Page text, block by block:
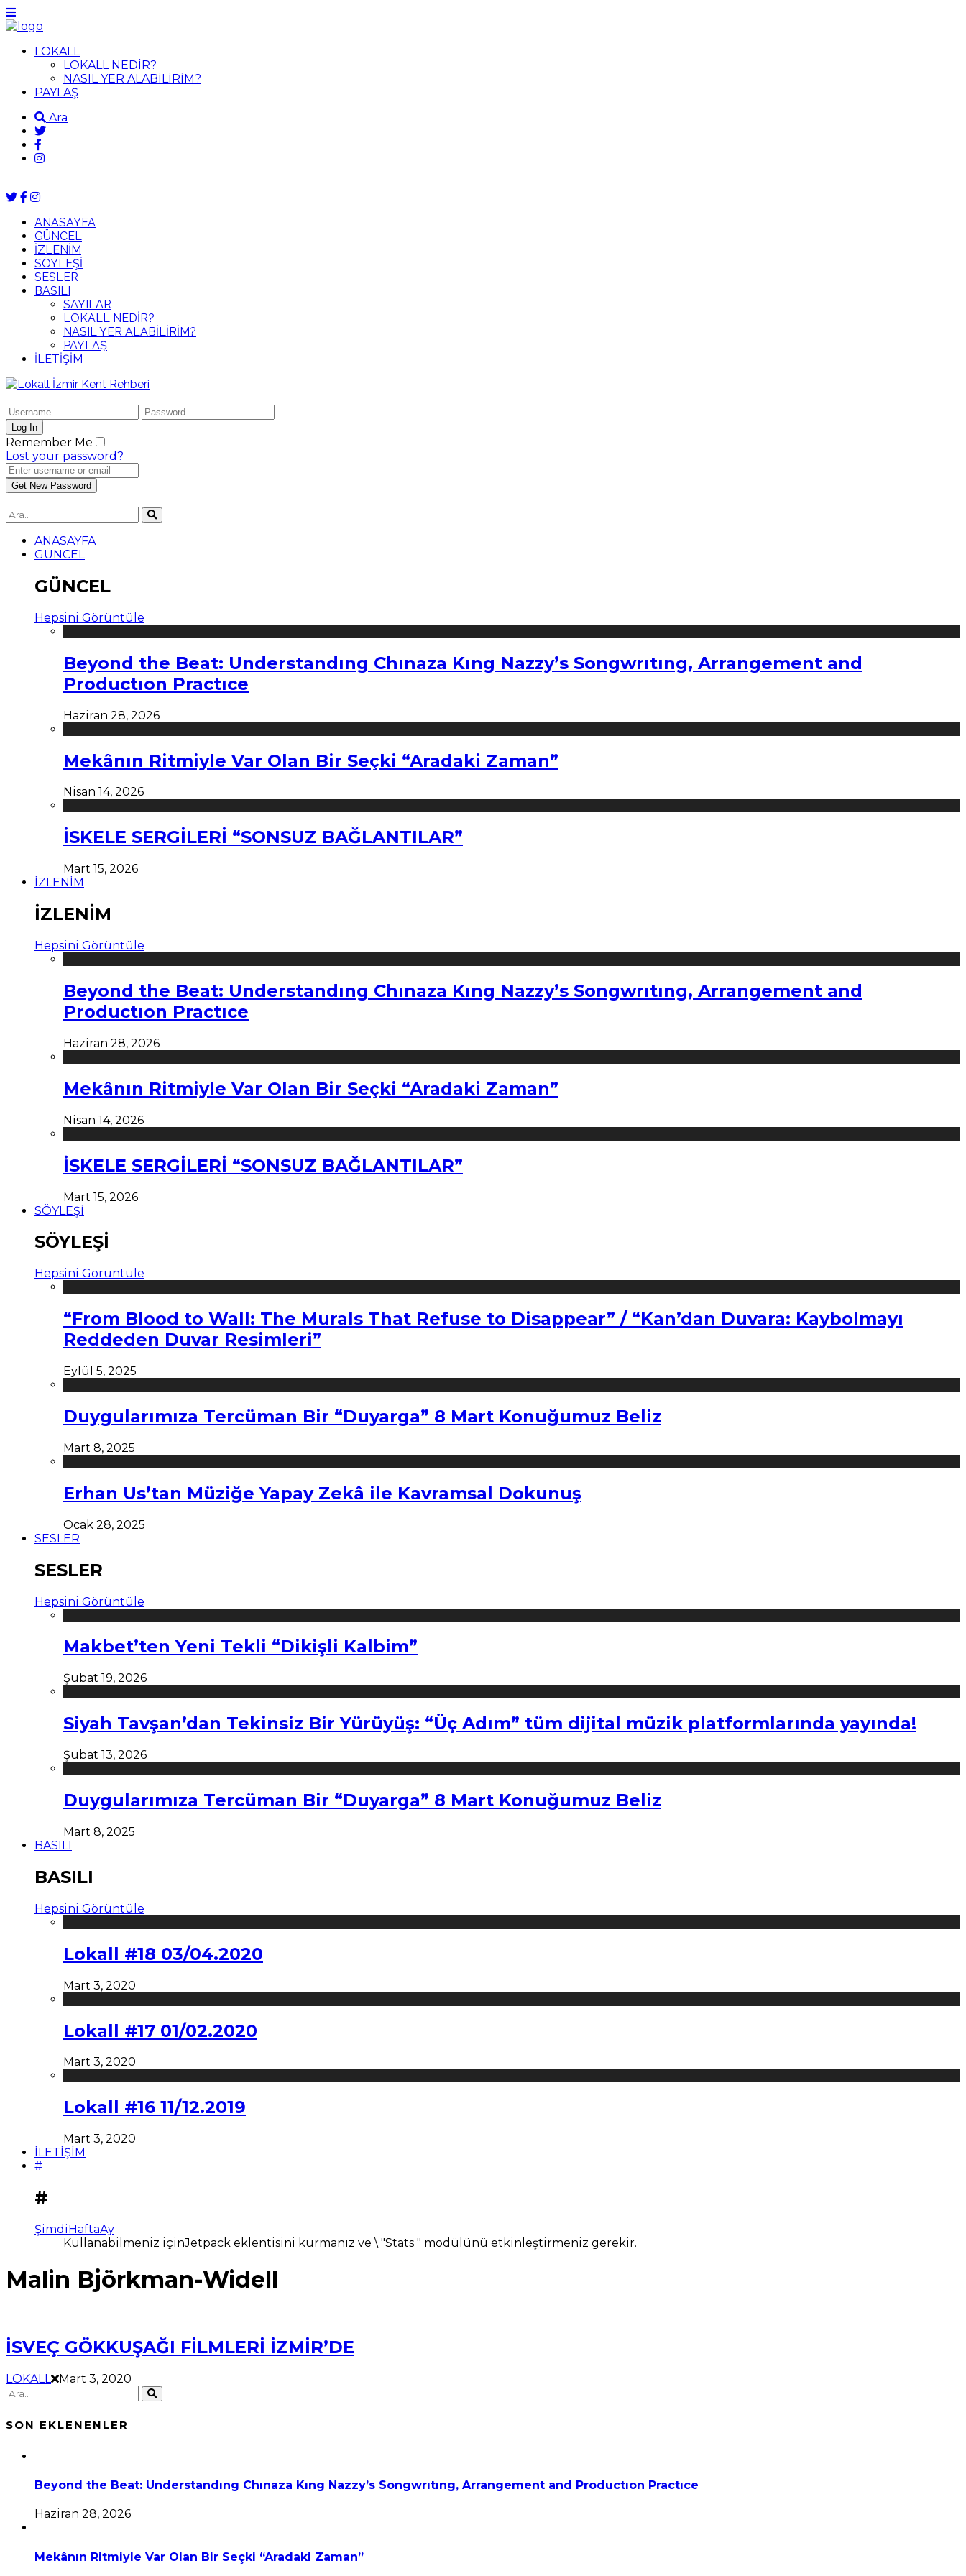
LOKALL
LOKALL NEDİR?
NASIL YER ALABİLİRİM?
PAYLAŞ
Ara
ANASAYFA
GÜNCEL
İZLENİM
SÖYLEŞİ
SESLER
BASILI
SAYILAR
LOKALL NEDİR?
NASIL YER ALABİLİRİM?
PAYLAŞ
İLETİŞİM
Remember Me
Lost your password?
ANASAYFA
GÜNCEL
GÜNCEL
Hepsini Görüntüle
Beyond the Beat: Understandıng Chınaza Kıng Nazzy’s Songwrıtıng, Arrangement and
Productıon Practıce
Haziran 28, 2026
Mekânın Ritmiyle Var Olan Bir Seçki “Aradaki Zaman”
Nisan 14, 2026
İSKELE SERGİLERİ “SONSUZ BAĞLANTILAR”
Mart 15, 2026
İZLENİM
İZLENİM
Hepsini Görüntüle
Beyond the Beat: Understandıng Chınaza Kıng Nazzy’s Songwrıtıng, Arrangement and
Productıon Practıce
Haziran 28, 2026
Mekânın Ritmiyle Var Olan Bir Seçki “Aradaki Zaman”
Nisan 14, 2026
İSKELE SERGİLERİ “SONSUZ BAĞLANTILAR”
Mart 15, 2026
SÖYLEŞİ
SÖYLEŞİ
Hepsini Görüntüle
“From Blood to Wall: The Murals That Refuse to Disappear” / “Kan’dan Duvara: Kaybolmayı
Reddeden Duvar Resimleri”
Eylül 5, 2025
Duygularımıza Tercüman Bir “Duyarga” 8 Mart Konuğumuz Beliz
Mart 8, 2025
Erhan Us’tan Müziğe Yapay Zekâ ile Kavramsal Dokunuş
Ocak 28, 2025
SESLER
SESLER
Hepsini Görüntüle
Makbet’ten Yeni Tekli “Dikişli Kalbim”
Şubat 19, 2026
Siyah Tavşan’dan Tekinsiz Bir Yürüyüş: “Üç Adım” tüm dijital müzik platformlarında yayında!
Şubat 13, 2026
Duygularımıza Tercüman Bir “Duyarga” 8 Mart Konuğumuz Beliz
Mart 8, 2025
BASILI
BASILI
Hepsini Görüntüle
Lokall #18 03/04.2020
Mart 3, 2020
Lokall #17 01/02.2020
Mart 3, 2020
Lokall #16 11/12.2019
Mart 3, 2020
İLETİŞİM
#
#
ŞimdiHaftaAy
Kullanabilmeniz içinJetpack eklentisini kurmanız ve \ "Stats " modülünü etkinleştirmeniz gerekir.
Malin Björkman-Widell
İSVEÇ GÖKKUŞAĞI FİLMLERİ İZMİR’DE
LOKALL Mart 3, 2020
SON EKLENENLER
Beyond the Beat: Understandıng Chınaza Kıng Nazzy’s Songwrıtıng, Arrangement and Productıon Practıce
Haziran 28, 2026
Mekânın Ritmiyle Var Olan Bir Seçki “Aradaki Zaman”